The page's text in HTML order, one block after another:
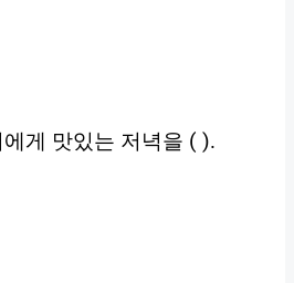
게 맛있는 저녁을 ( ).